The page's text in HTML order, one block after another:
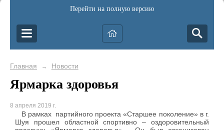
Перейти на полную версию
Главная → Новости
Ярмарка здоровья
8 апреля 2019 г.
В рамках партийного проекта «Старшее поколение» в г.
Шуя прошел областной спортивно – оздоровительный